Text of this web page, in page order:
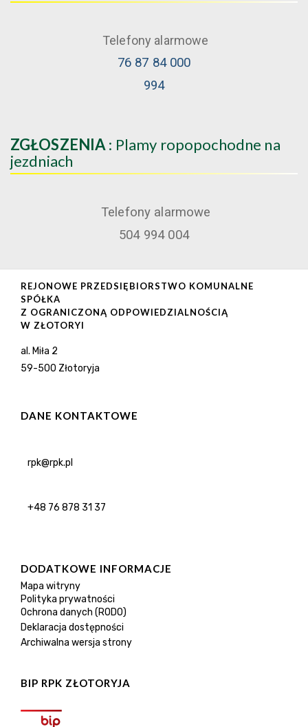
Telefony alarmowe
76 87 84 000
994
ZGŁOSZENIA : Plamy ropopochodne na
jezdniach
Telefony alarmowe
504 994 004
REJONOWE PRZEDSIĘBIORSTWO KOMUNALNE
SPÓŁKA
Z OGRANICZONĄ ODPOWIEDZIALNOŚCIĄ
W ZŁOTORYI
al. Miła 2
59-500 Złotoryja
DANE KONTAKTOWE
rpk@rpk.pl
+48 76 878 31 37
DODATKOWE INFORMACJE
Mapa witryny
Polityka prywatności
Ochrona danych (RODO)
Deklaracja dostępności
Archiwalna wersja strony
BIP RPK ZŁOTORYJA